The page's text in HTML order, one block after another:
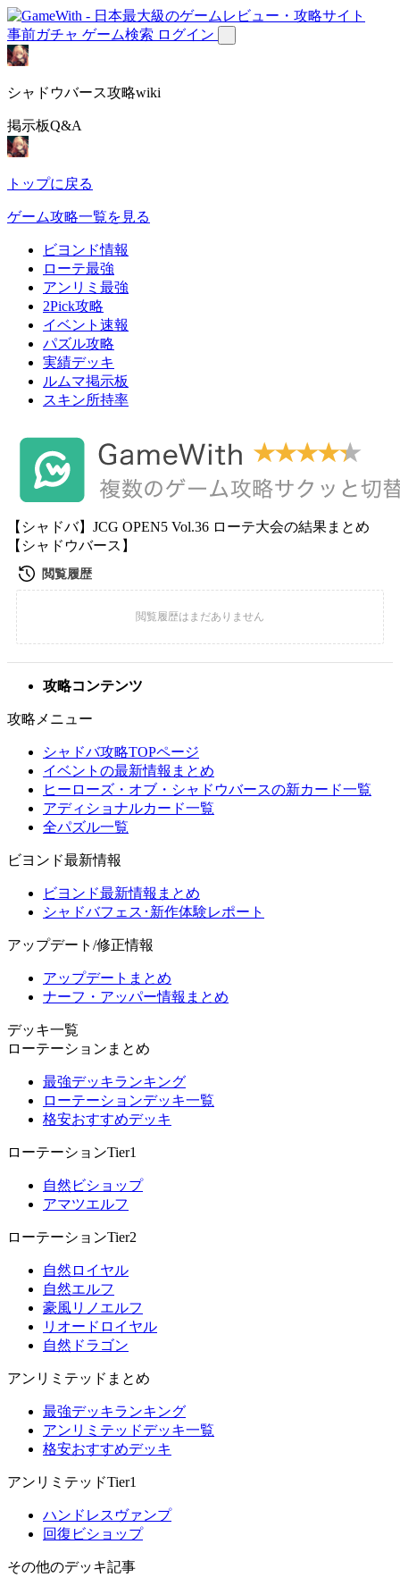
事前ガチャ ゲーム検索 ログイン
シャドウバース攻略wiki
掲示板Q&A
トップに戻る
ゲーム攻略一覧を見る
ビヨンド情報
ローテ最強
アンリミ最強
2Pick攻略
イベント速報
パズル攻略
実績デッキ
ルムマ掲示板
スキン所持率
【シャドバ】JCG OPEN5 Vol.36 ローテ大会の結果まとめ
【シャドウバース】
攻略コンテンツ
攻略メニュー
シャドバ攻略TOPページ
イベントの最新情報まとめ
ヒーローズ・オブ・シャドウバースの新カード一覧
アディショナルカード一覧
全パズル一覧
ビヨンド最新情報
ビヨンド最新情報まとめ
シャドバフェス･新作体験レポート
アップデート/修正情報
アップデートまとめ
ナーフ・アッパー情報まとめ
デッキ一覧
ローテーションまとめ
最強デッキランキング
ローテーションデッキ一覧
格安おすすめデッキ
ローテーションTier1
自然ビショップ
アマツエルフ
ローテーションTier2
自然ロイヤル
自然エルフ
豪風リノエルフ
リオードロイヤル
自然ドラゴン
アンリミテッドまとめ
最強デッキランキング
アンリミテッドデッキ一覧
格安おすすめデッキ
アンリミテッドTier1
ハンドレスヴァンプ
回復ビショップ
その他のデッキ記事